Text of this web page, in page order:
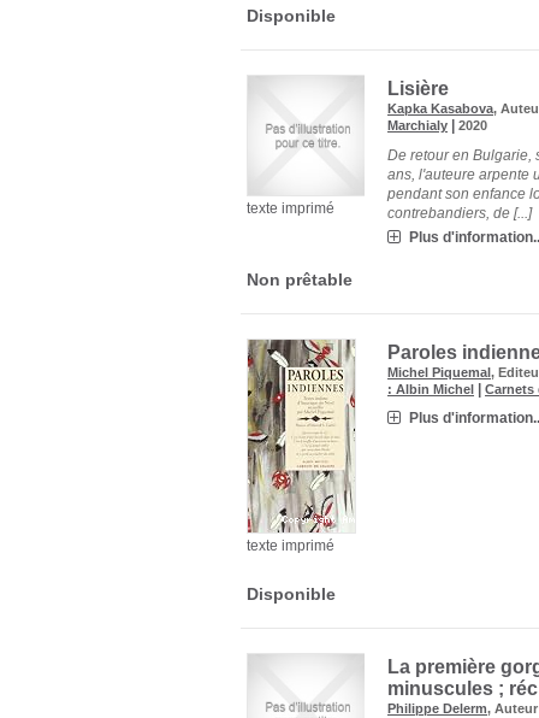
Disponible
texte imprimé
Lisière
Kapka Kasabova,
Marchialy |2020
De retour en Bulgarie,
ans, l'auteure arpente
pendant son enfance
contrebandiers, de [...]
Plus
Non prêtable
texte imprimé
Paroles
Michel Piquemal,
: Albin Michel
|Carnets
Plus
Disponible
La première
minuscules ;
Philippe Delerm,